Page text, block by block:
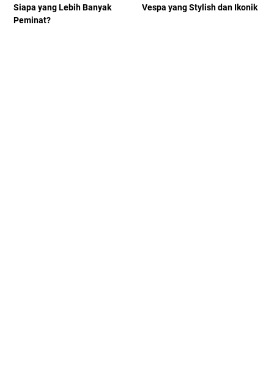
Siapa yang Lebih Banyak
Peminat?
Vespa yang Stylish dan Ikonik